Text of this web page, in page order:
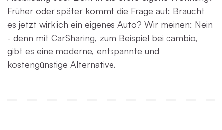
Früher oder später kommt die Frage auf: Braucht
es jetzt wirklich ein eigenes Auto? Wir meinen: Nein
- denn mit CarSharing, zum Beispiel bei cambio,
gibt es eine moderne, entspannte und
kostengünstige Alternative.